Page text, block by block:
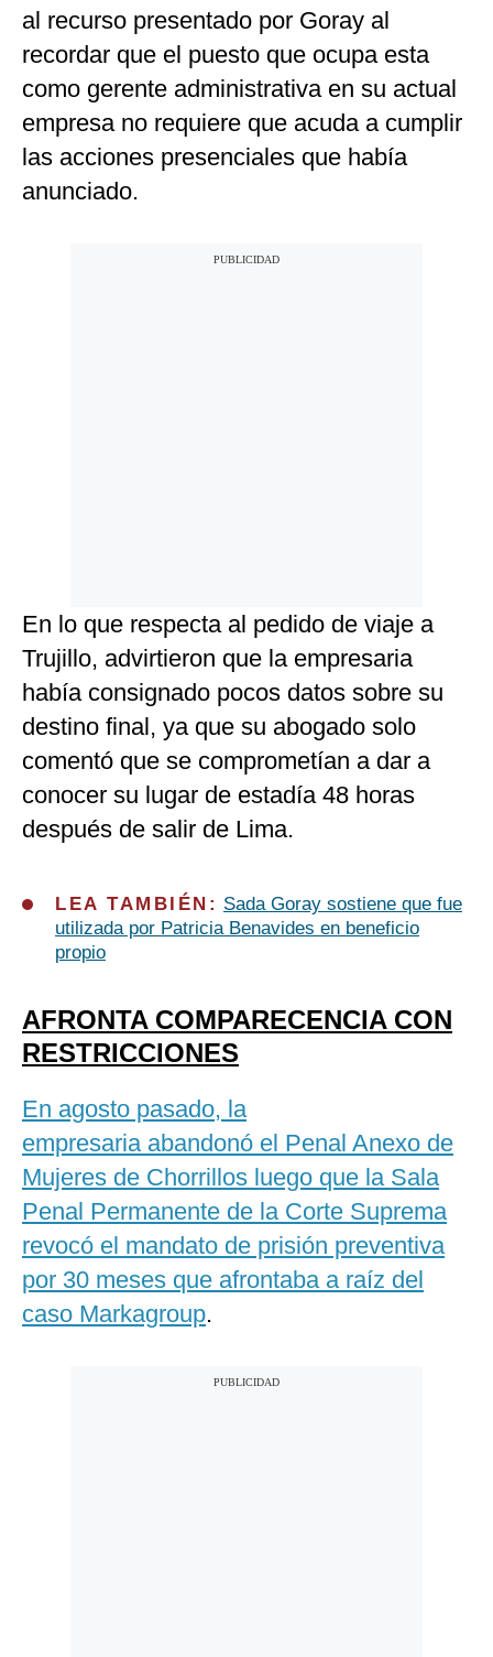
al recurso presentado por Goray al
recordar que el puesto que ocupa esta
como gerente administrativa en su actual
empresa no requiere que acuda a cumplir
las acciones presenciales que había
anunciado.
En lo que respecta al pedido de viaje a
Trujillo, advirtieron que la empresaria
había consignado pocos datos sobre su
destino final, ya que su abogado solo
comentó que se comprometían a dar a
conocer su lugar de estadía 48 horas
después de salir de Lima.
LEA TAMBIÉN: Sada Goray sostiene que fue
utilizada por Patricia Benavides en beneficio
propio
AFRONTA COMPARECENCIA CON
RESTRICCIONES
En agosto pasado, la
empresaria abandonó el Penal Anexo de
Mujeres de Chorrillos luego que la Sala
Penal Permanente de la Corte Suprema
revocó el mandato de prisión preventiva
por 30 meses que afrontaba a raíz del
caso Markagroup.